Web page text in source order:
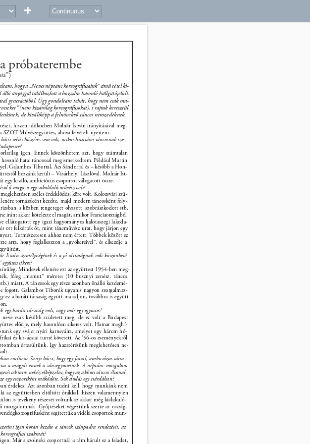
hiszen időközben Molnár István irányításával meg-
SZOT Művészegyüttes, ahova felvételt nyertem.
tehát húszéves sem volt, mikor hivatásos táncosnak sze-
igen. Ennek köszönhetem azt, hogy számtalan
hasonló ﬁatal táncossal megismerkedtem. Például Martin
Galambos Tiborral, Ács Sándorral és – később a Hon-
hozzánk került – Vásárhelyi Lászlóval. Molnár Ist-
egy kiváló, ambiciózus csoportot válogatott össze.
ő maga is egy sokoldalú művész volt!
széles érdeklődési köre volt. Kolozsvári szü-
tornászként kezdte, majd modern táncosként foly-
s közben rengeteget olvasott, szobrászkodott stb.
iránt akkor kötelezte el magát, amikor Franciaországból
ellátogatott egy igazi hagyományos kalotaszegi lakoda-
ott felkérték őt, mint táncművész urat, hogy járjon egy
Természetesen ahhoz nem értett. Többek között ez
arra, hogy foglalkozzon a „gyökereivel”, és elkezdje a
István személyiségének és a jó társaságnak volt köszönhető
sikere?
Mindezek ellenére ezt az együttest 1954-ben meg-
főleg „mamut” méretei (10 busznyi zenész, táncos,
miatt. A táncosok egy része azonban önálló kezdemé-
fogott, Galambos Tiborék ugyanis nagyon szorgalmaz-
ez a baráti társaság együtt maradjon, továbbra is együtt
egy baráti társaság volt, vagy már egy együttes?
neve csak később született meg, de ez volt a Budapest
elődje, mely hasonlóan sikeres volt. Hamar meghí-
egy svájci nyári karneválra, amelyet egy három hó-
és kis-ázsiai turné követett. Az ’56-os eseményekről
értesültünk. Így hazatérésünk meglehetősen ne-
említette Sanyi bácsi, hogy egy ﬁatal, ambiciózus társa-
a magját ennek a táncegyüttesnek. A néptánc-mozgalom
tekintve nehéz elképzelni, hogy az akkori táncos élvonal
egy csoportként működött. Sok dudás egy csárdában?
érdekes. Azt azonban tudni kell, hogy munkánk nem
az együttesben eltöltött órákkal, hiszen valamennyien
is tevékeny részesei voltunk az akkor még kialakuló-
mozgalomnak. Gyűjtéseket végeztünk szerte az ország-
segítettük a vidéki csoportok mun-
igen korán kezdte a táncok színpadra rendezését, az
szakmát?
Már a szolnoki csoportnál is rám hárult ez a feladat,
próbaterembe
hogy a „Neves néptánc koreográfusaink” című tétel ki-
álló anyaggal találkozhat a hozzám hasonló hallgatójelölt.
generációból. Úgy gondoltam tehát, hogy nem csak ma-
(nem kizárólag koreográfusokat), s rajtuk keresztül
de kiváltképp a felnövekvő táncos nemzedéknek.